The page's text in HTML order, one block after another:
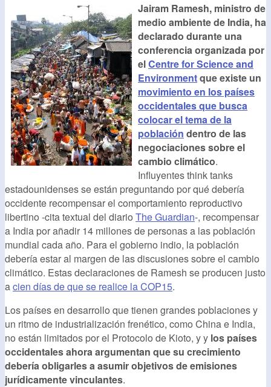
Jairam Ramesh, ministro de
medio ambiente de India, ha
declarado durante una
conferencia organizada por
elCentre for Science and
Environmentque existe un
movimiento en los países
occidentales que busca
colocar el tema de la
población dentro de las
negociaciones sobre el
cambio climático.
Influyentes think tanks
estadounidenses se están preguntando por qué debería
occidente recompensar el comportamiento reproductivo
libertino -cita textual del diario The Guardian-, recompensar
a India por añadir 14 millones de personas a las población
mundial cada año. Para el gobierno indio, la población
debería estar al margen de las discusiones sobre el cambio
climático. Estas declaraciones de Ramesh se producen justo
acien días de que se realice la COP15.
Los países en desarrollo que tienen grandes poblaciones y
un ritmo de industrialización frenético, como China e India,
no están limitados por el Protocolo de Kioto, y y los países
occidentales ahora argumentan que su crecimiento
debería obligarles a asumir objetivos de emisiones
jurídicamente vinculantes.